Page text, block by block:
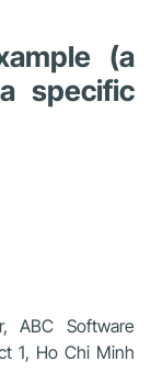
(a
specific
ABC Software
1, Ho Chi Minh